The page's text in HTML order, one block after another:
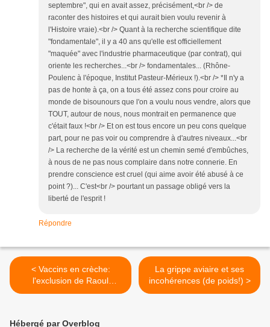
septembre", qui en avait assez, précisément,<br /> de
raconter des histoires et qui aurait bien voulu revenir à
l'Histoire vraie).<br /> Quant à la recherche scientifique dite
"fondamentale", il y a 40 ans qu'elle est officiellement
"maquée" avec l'industrie pharmaceutique (par contrat), qui
oriente les recherches...<br /> fondamentales... (Rhône-
Poulenc à l'époque, Institut Pasteur-Mérieux !).<br /> *Il n'y a
pas de honte à ça, on a tous été assez cons pour croire au
monde de bisounours que l'on a voulu nous vendre, alors que
TOUT, autour de nous, nous montrait en permanence que
c'était faux !<br /> Et on est tous encore un peu cons quelque
part, pour ne pas voir ou comprendre à d'autres niveaux...<br
/> La recherche de la vérité est un chemin semé d'embûches,
à nous de ne pas nous complaire dans notre connerie. En
prendre conscience est cruel (qui aime avoir été abusé à ce
point ?)... C'est<br /> pourtant un passage obligé vers la
liberté de l'esprit !
Répondre
< Vaccins en crèche:
l'exclusion de Raoul
démontre le baratin de
La grippe aviaire et ses
incohérences (de poids!) >
Hébergé par Overblog